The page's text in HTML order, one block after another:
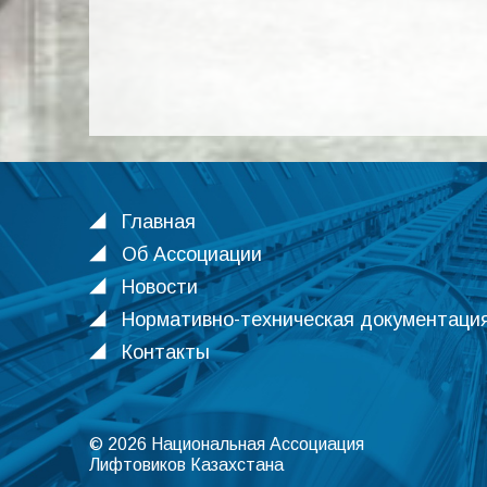
Главная
Об Ассоциации
Новости
Нормативно-техническая
Контакты
© 2026 Национальная Ассоциация
Лифтовиков Казахстана